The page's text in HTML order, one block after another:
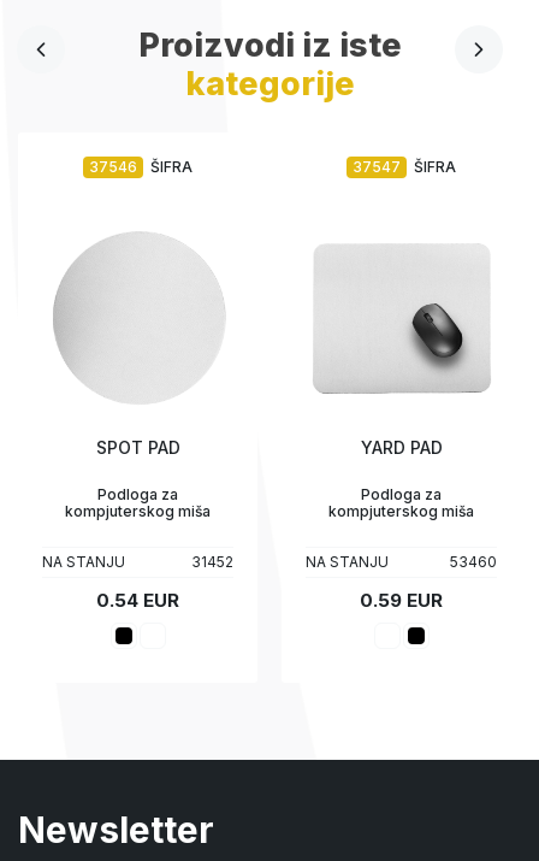
Proizvodi iz iste
kategorije
ŠIFRA
37546
SPOT PAD
Podloga za
kompjuterskog miša
NA STANJU 31452
0.54 EUR
ŠIFRA
37547
YARD PAD
Podloga za
kompjuterskog miša
NA STANJU 53460
0.59 EUR
Newsletter